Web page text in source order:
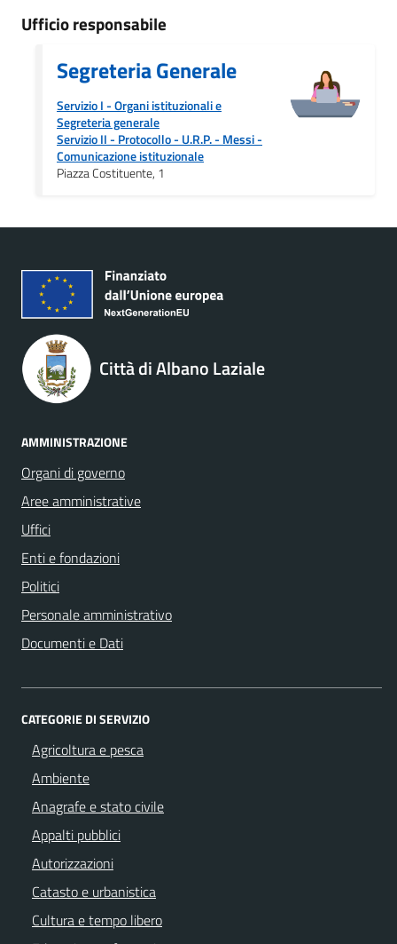
Ufficio responsabile
Segreteria Generale
Servizio I - Organi istituzionali e
Segreteria generale
Servizio II - Protocollo - U.R.P. - Messi-
Comunicazione istituzionale
Piazza Costituente, 1
Città di Albano Laziale
AMMINISTRAZIONE
Organi di governo
Aree amministrative
Uffici
Enti e fondazioni
Politici
Personale amministrativo
Documenti e Dati
CATEGORIE DI SERVIZIO
Agricoltura e pesca
Ambiente
Anagrafe e stato civile
Appalti pubblici
Autorizzazioni
Catasto e urbanistica
Cultura e tempo libero